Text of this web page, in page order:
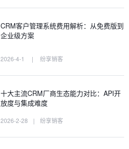
CRM客户管理系统费用解析：从免费版到
企业级方案
2026-4-1 | 纷享销客
十大主流CRM厂商生态能力对比：API开
放度与集成难度
2026-2-28 | 纷享销客